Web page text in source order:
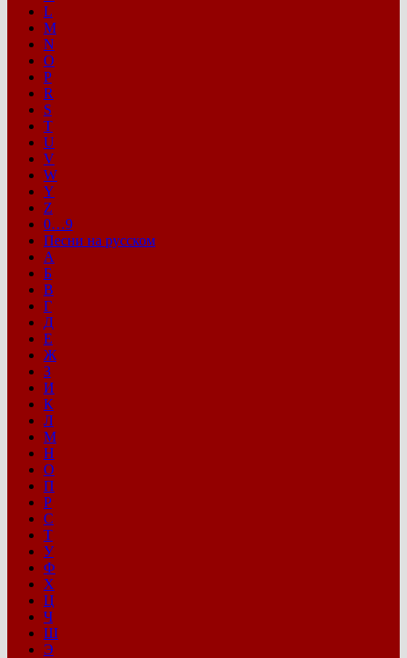
L
M
N
O
P
R
S
T
U
V
W
Y
Z
0…9
Песни на русском
А
Б
В
Г
Д
Е
Ж
З
И
К
Л
М
Н
О
П
Р
С
Т
У
Ф
Х
Ц
Ч
Ш
Э